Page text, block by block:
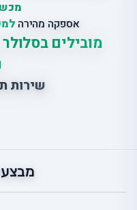
אספקה מהירה
שירות